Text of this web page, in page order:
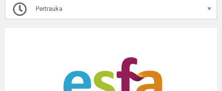
Pertrauka